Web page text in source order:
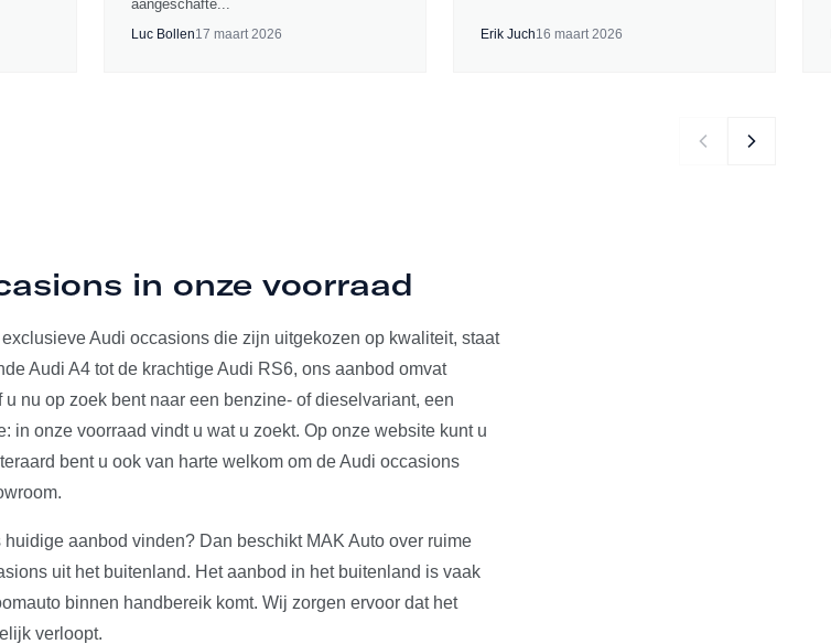
aangeschafte...
Luc Bollen17 maart 2026 Erik Juch16 maart 2026
in onze voorraad
Audi occasions die zijn uitgekozen op kwaliteit, staat
Audi A4 tot de krachtige Audi RS6, ons aanbod omvat
nu op zoek bent naar een benzine- of dieselvariant, een
in onze voorraad vindt u wat u zoekt. Op onze website kunt u
bent u ook van harte welkom om de Audi occasions
aanbod vinden? Dan beschikt MAK Auto over ruime
uit het buitenland. Het aanbod in het buitenland is vaak
binnen handbereik komt. Wij zorgen ervoor dat het
verloopt.